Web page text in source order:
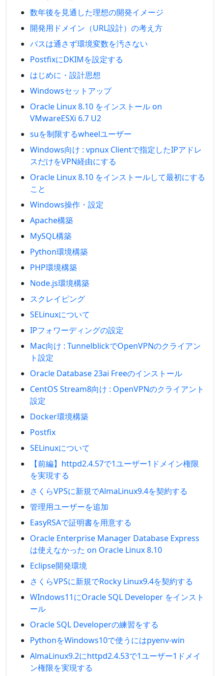
数年後を見通した理想の開発イメージ
開発用ドメイン（URL設計）の考え方
パスは通さず環境変数を汚さない
PostfixにDKIMを設定する
はじめに・設計思想
Windowsセットアップ
Oracle Linux 8.10 をインストール on
VMwareESXi 6.7 U2
suを制限するwheelユーザー
Windows向け : vpnux Clientで指定したIPアドレ
スだけをVPN経由にする
Oracle Linux 8.10 をインストールして最初にする
こと
Windows操作・設定
Apache構築
MySQL構築
Python環境構築
PHP環境構築
Node.js環境構築
スクレイピング
SELinuxについて
IPフォワーディングの設定
Mac向け : TunnelblickでOpenVPNのクライアン
ト設定
Oracle Database 23ai Freeのインストール
CentOS Stream8向け : OpenVPNのクライアント
設定
Docker環境構築
Postfix
SELinuxについて
【前編】httpd2.4.57で1ユーザー1ドメイン権限
を実現する
さくらVPSに新規でAlmaLinux9.4を契約する
管理用ユーザーを追加
EasyRSAで証明書を用意する
Oracle Enterprise Manager Database Express
は使えなかった on Oracle Linux 8.10
Eclipse開発環境
さくらVPSに新規でRocky Linux9.4を契約する
WIndows11にOracle SQL Developer をインスト
ール
Oracle SQL Developerの練習をする
PythonをWindows10で使うにはpyenv-win
AlmaLinux9.2にhttpd2.4.53で1ユーザー1ドメイ
ン権限を実現する